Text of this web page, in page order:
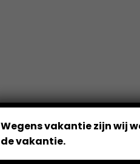
Wegens vakantie zijn wij
de vakantie.